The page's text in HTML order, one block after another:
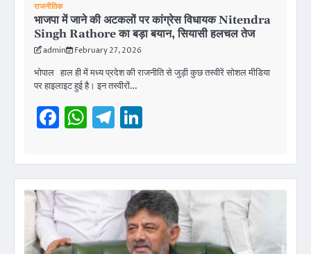
राजनीतिक
भाजपा में जाने की अटकलों पर कांग्रेस विधायक Nitendra
Singh Rathore का बड़ा बयान, सियासी हलचल तेज
admin February 27, 2026
भोपाल हाल ही में मध्य प्रदेश की राजनीति से जुड़ी कुछ तस्वीरें सोशल मीडिया
पर हाइलाइट हुई है। इन तस्वीरों…
Facebook
WhatsApp
Telegram